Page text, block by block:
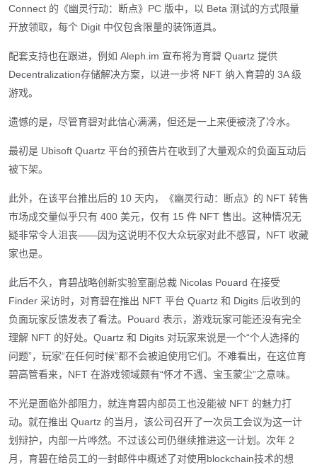
Connect 的《幽灵行动：断点》PC 版中，以 Beta 测试的方式限量
开放领取，每个 Digit 中仅包含限量的装饰道具。
配套支持也在跟进，例如 Aleph.im 宣布将为育碧 Quartz 提供
Decentralization存储解决方案，以进一步将 NFT 纳入育碧的 3A 级
游戏。
遗憾的是，尽管育碧对此信心满满，但还是一上来便被浇了冷水。
最初是 Ubisoft Quartz 平台的预告片在收到了大量观众的负面互动后
被下架。
此外，在该平台推出后的 10 天内，《幽灵行动：断点》的 NFT 转售
市场成交量似乎只有 400 美元，仅有 15 件 NFT 售出。这种情况无
疑非常令人沮丧——因为这说明不仅大众玩家对此不感冒，NFT 收藏
家也是。
此后不久，育碧战略创新实验室副总裁 Nicolas Pouard 在接受
Finder 采访时，对育碧在推出 NFT 平台 Quartz 和 Digits 后收到的
负面玩家反馈发表了看法。Pouard 表示，游戏玩家可能还没有完全
理解 NFT 的好处。Quartz 和 Digits 对玩家来说是一个“个人选择的
问题”，玩家“在任何时候”都不会被迫使用它们。不难看出，在这位育
碧高管看来，NFT 在游戏领域颇有“怀才不遇、宝玉蒙尘”之意味。
不光是面临外部阻力，就连育碧内部员工也没能被 NFT 的魅力打
动。就在推出 Quartz 的当月，该公司召开了一次员工会议为这一计
划辩护，内部一片哗然。不过该公司仍继续推进这一计划。次年 2
月，育碧在给员工的一封邮件中概述了对使用blockchain技术的想